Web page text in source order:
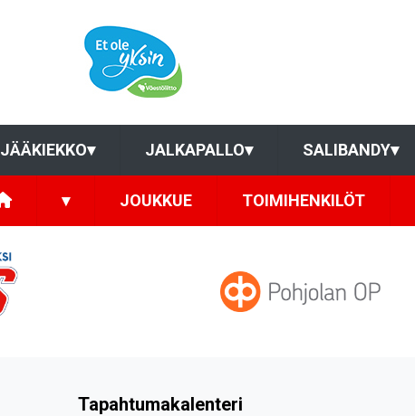
JÄÄKIEKKO▾ JALKAPALLO▾ SALIBANDY▾
▾ JOUKKUE TOIMIHENKILÖT
Tapahtumakalenteri